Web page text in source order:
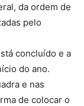
da ordem de
pelo
concluído e a
do ano.
e nas
de colocar o